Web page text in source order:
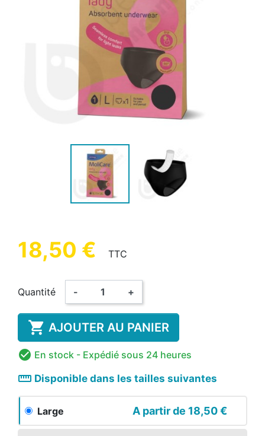
18,50 € TTC
Quantité - +
 AJOUTER AU PANIER
 En stock - Expédié sous 24 heures
straighten Disponible dans les tailles suivantes
Large A partir de 18,50 €